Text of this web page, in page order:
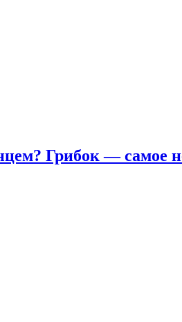
Грибок — самое